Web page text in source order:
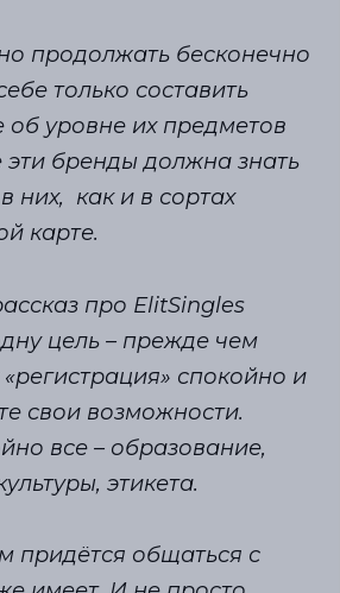
продолжать бесконечно
только составить
об уровне их предметов
бренды должна знать
них, как и в сортах
карте.
про ElitSingles
цель – прежде чем
спокойно и
свои возможности.
все – образование,
этикета.
придётся общаться с